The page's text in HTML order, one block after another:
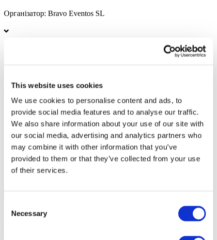
This website uses cookies
We use cookies to personalise content and ads, to
provide social media features and to analyse our traffic.
We also share information about your use of our site with
our social media, advertising and analytics partners who
may combine it with other information that you’ve
provided to them or that they’ve collected from your use
of their services.
Selection
Necessary
Організатор: Bravo Eventos SL
Вартість квитків:100EUR
Касовий збір:100EUR
Загальна вартість:
10:00
Схожі заходи
Концерти